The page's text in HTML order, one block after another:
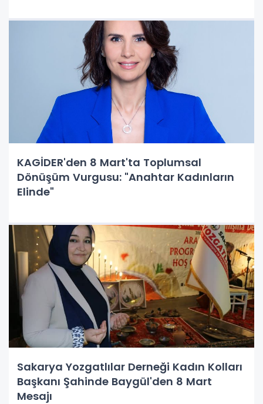
KAGİDER'den 8 Mart'ta Toplumsal
Dönüşüm Vurgusu: "Anahtar Kadınların
Elinde"
Sakarya Yozgatlılar Derneği Kadın Kolları
Başkanı Şahinde Baygül'den 8 Mart
Mesajı